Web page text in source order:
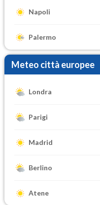
Napoli
Palermo
Meteo città europee
Londra
Parigi
Madrid
Berlino
Atene